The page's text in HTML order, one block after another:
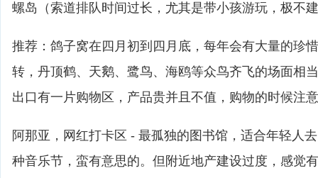
螺岛（索道排队时间过长，尤其是带小孩游玩，极不
推荐：鸽子窝在四月初到四月底，每年会有大量的珍
转，丹顶鹤、天鹅、鹭鸟、海鸥等众鸟齐飞的场面相
出口有一片购物区，产品贵并且不值，购物的时候注
阿那亚，网红打卡区 - 最孤独的图书馆，适合年轻人
种音乐节，蛮有意思的。但附近地产建设过度，感觉